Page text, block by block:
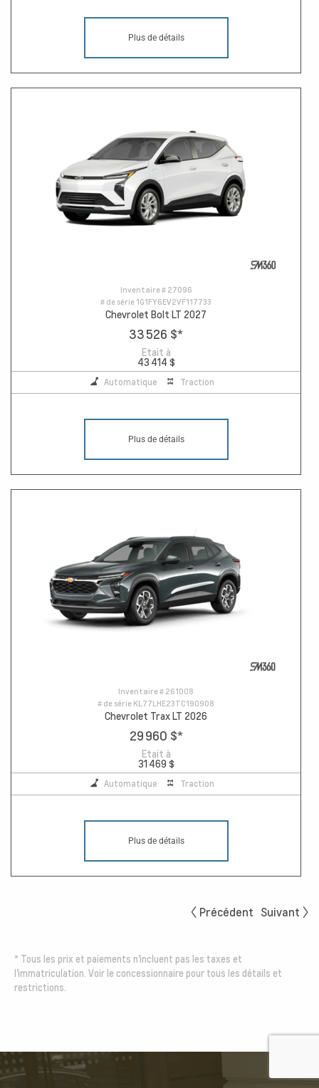
Plus de détails
Inventaire # 27096
# de série 1G1FY6EV2VF117733
Chevrolet Bolt LT 2027
33 526 $*
Etait à
43 414 $
Automatique Traction
Plus de détails
Inventaire # 261008
# de série KL77LHE23TC190908
Chevrolet Trax LT 2026
29 960 $*
Etait à
31 469 $
Automatique Traction
Plus de détails
Précédent Suivant
* Tous les prix et paiements n'incluent pas les taxes et
l'immatriculation. Voir le concessionnaire pour tous les détails et
restrictions.